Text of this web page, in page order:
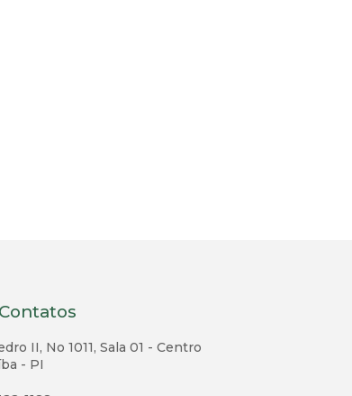
II, No 1011, Sala 01 - Centro
- PI